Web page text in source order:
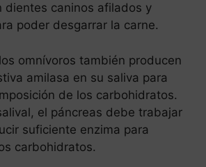
dientes caninos afilados y
poder desgarrar la carne.
omnívoros también producen
amilasa en su saliva para
de los carbohidratos.
el páncreas debe trabajar
suficiente enzima para
carbohidratos.